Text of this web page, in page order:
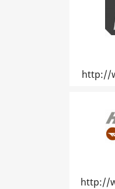
http://
http://